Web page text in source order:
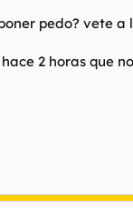
pedo? vete a
2 horas que